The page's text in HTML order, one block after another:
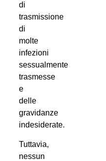
di
trasmissione
di
molte
infezioni
sessualmente
trasmesse
e
delle
gravidanze
indesiderate.
Tuttavia,
nessun